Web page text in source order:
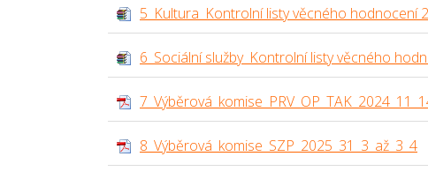
5_Kultura_Kontrolní listy věcného hodnocení
6_Sociální služby_Kontrolní listy věcného
8_Výběrová_komise_SZP_2025_31_3_až_3_4